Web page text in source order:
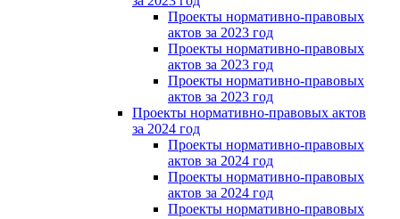
Проекты нормативно-правовых
актов за 2023 год
Проекты нормативно-правовых
актов за 2023 год
Проекты нормативно-правовых
актов за 2023 год
Проекты нормативно-правовых актов
за 2024 год
Проекты нормативно-правовых
актов за 2024 год
Проекты нормативно-правовых
актов за 2024 год
Проекты нормативно-правовых